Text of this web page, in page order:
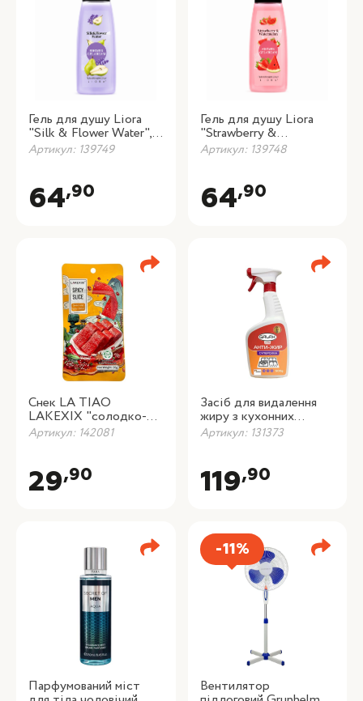
Гель для душу Liora
"Silk & Flower Water",
430 мл
Артикул: 139749
64,90
Гель для душу Liora
"Strawberry &
Watermelon", 430 мл
Артикул: 139748
64,90
Снек LA TIAO
LAKEXIX "солодко-
гострий", 26 г
Артикул: 142081
29,90
Засіб для видалення
жиру з кухонних
поверхонь Galax das
PowerClean, 500 г
Артикул: 131373
119,90
Парфумований міст
-11%
Вентилятор